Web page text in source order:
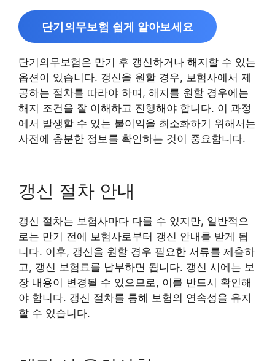
단기의무보험 쉽게 알아보세요
단기의무보험은 만기 후 갱신하거나 해지할 수 있는
옵션이 있습니다. 갱신을 원할 경우, 보험사에서 제
공하는 절차를 따라야 하며, 해지를 원할 경우에는
해지 조건을 잘 이해하고 진행해야 합니다. 이 과정
에서 발생할 수 있는 불이익을 최소화하기 위해서는
사전에 충분한 정보를 확인하는 것이 중요합니다.
갱신 절차 안내
갱신 절차는 보험사마다 다를 수 있지만, 일반적으
로는 만기 전에 보험사로부터 갱신 안내를 받게 됩
니다. 이후, 갱신을 원할 경우 필요한 서류를 제출하
고, 갱신 보험료를 납부하면 됩니다. 갱신 시에는 보
장 내용이 변경될 수 있으므로, 이를 반드시 확인해
야 합니다. 갱신 절차를 통해 보험의 연속성을 유지
할 수 있습니다.